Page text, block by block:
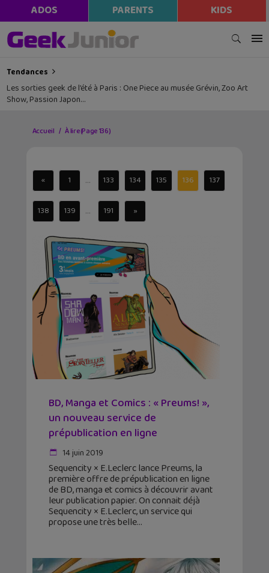
ADOS PARENTS KIDS
Tendances
Les sorties geek de l’été à Paris : One Piece au musée Grévin, Zoo Art
Show, Passion Japon…
Accueil À lire(Page 136)
« 1 ... 133 134 135 136 137
138 139 ... 191 »
BD, Manga et Comics : « Preums! »,
un nouveau service de
prépublication en ligne
14 juin 2019
Sequencity × E.Leclerc lance Preums, la
première offre de prépublication en ligne
de BD, manga et comics à découvrir avant
leur publication papier. On connait déjà
Sequencity × E.Leclerc, un service qui
propose une très belle